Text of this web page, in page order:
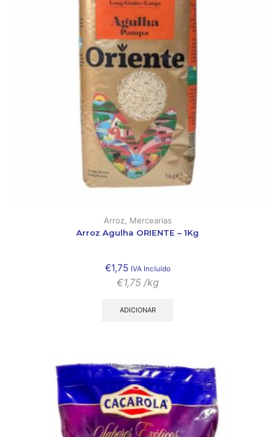
Arroz, Mercearias
Arroz Agulha ORIENTE – 1Kg
€1,75 IVA Incluído
€1,75 /kg
ADICIONAR